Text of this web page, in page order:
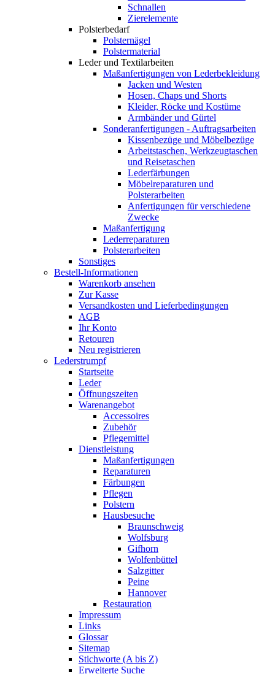
Schnallen
Zierelemente
Polsterbedarf
Polsternägel
Polstermaterial
Leder und Textilarbeiten
Maßanfertigungen von Lederbekleidung
Jacken und Westen
Hosen, Chaps und Shorts
Kleider, Röcke und Kostüme
Armbänder und Gürtel
Sonderanfertigungen - Auftragsarbeiten
Kissenbezüge und Möbelbezüge
Arbeitstaschen, Werkzeugtaschen
und Reisetaschen
Lederfärbungen
Möbelreparaturen und
Polsterarbeiten
Anfertigungen für verschiedene
Zwecke
Maßanfertigung
Lederreparaturen
Polsterarbeiten
Sonstiges
Bestell-Informationen
Warenkorb ansehen
Zur Kasse
Versandkosten und Lieferbedingungen
AGB
Ihr Konto
Retouren
Neu registrieren
Lederstrumpf
Startseite
Leder
Öffnungszeiten
Warenangebot
Accessoires
Zubehör
Pflegemittel
Dienstleistung
Maßanfertigungen
Reparaturen
Färbungen
Pflegen
Polstern
Hausbesuche
Braunschweig
Wolfsburg
Gifhorn
Wolfenbüttel
Salzgitter
Peine
Hannover
Restauration
Impressum
Links
Glossar
Sitemap
Stichworte (A bis Z)
Erweiterte Suche